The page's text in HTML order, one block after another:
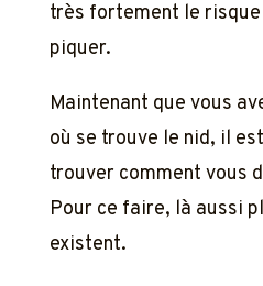
très fortement le
piquer.
Maintenant que vous
où se trouve le nid, il
trouver comment vous
Pour ce faire, là aussi
existent.